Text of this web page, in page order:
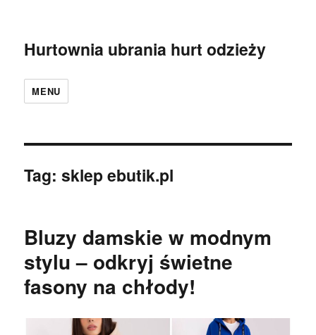
Hurtownia ubrania hurt odzieży
MENU
Tag:sklep ebutik.pl
Bluzy damskie w modnym
stylu – odkryj świetne
fasony na chłody!